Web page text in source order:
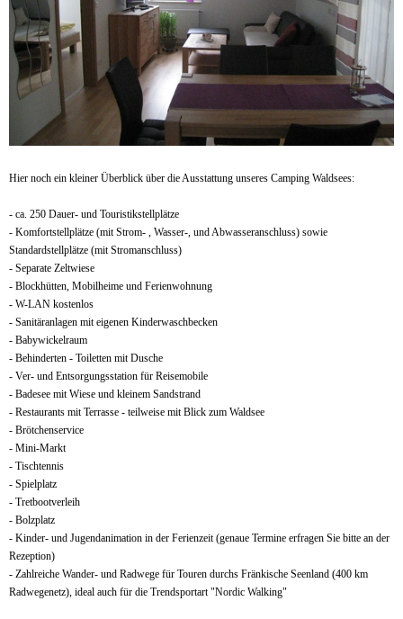
Hier noch ein kleiner Überblick über die Ausstattung unseres Camping Waldsees:
- ca. 250 Dauer- und Touristikstellplätze
- Komfortstellplätze (mit Strom- , Wasser-, und Abwasseranschluss) sowie
Standardstellplätze (mit Stromanschluss)
- Separate Zeltwiese
- Blockhütten, Mobilheime und Ferienwohnung
- W-LAN kostenlos
- Sanitäranlagen mit eigenen Kinderwaschbecken
- Babywickelraum
- Behinderten - Toiletten mit Dusche
- Ver- und Entsorgungsstation für Reisemobile
- Badesee mit Wiese und kleinem Sandstrand
- Restaurants mit Terrasse - teilweise mit Blick zum Waldsee
- Brötchenservice
- Mini-Markt
- Tischtennis
- Spielplatz
- Tretbootverleih
- Bolzplatz
- Kinder- und Jugendanimation in der Ferienzeit (genaue Termine erfragen Sie bitte an der
Rezeption)
- Zahlreiche Wander- und Radwege für Touren durchs Fränkische Seenland (400 km
Radwegenetz), ideal auch für die Trendsportart "Nordic Walking"